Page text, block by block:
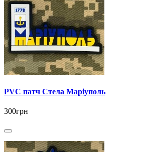
PVC патч Стела Маріуполь
300грн